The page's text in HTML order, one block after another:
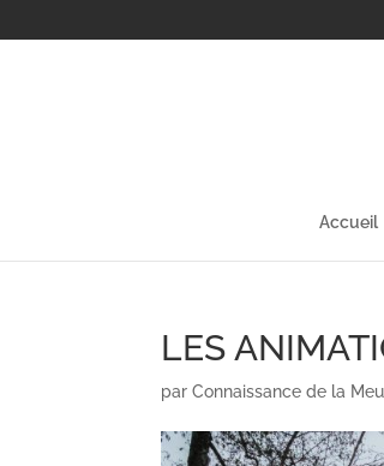
Accueil
LES
parConnaissance de la